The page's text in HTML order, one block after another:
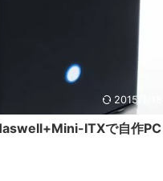
2015/1/18
ITXで自作PC